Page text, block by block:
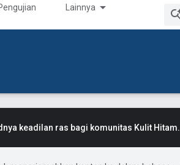
Lainnya
keadilan ras bagi komunitas Kulit Hitam.